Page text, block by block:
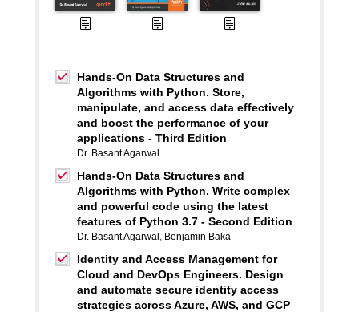
Hands-On Data Structures and
Algorithms with Python. Store,
manipulate, and access data effectively
and boost the performance of your
applications - Third Edition
Dr. Basant Agarwal
Hands-On Data Structures and
Algorithms with Python. Write complex
and powerful code using the latest
features of Python 3.7 - Second Edition
Dr. Basant Agarwal , Benjamin Baka
Identity and Access Management for
Cloud and DevOps Engineers. Design
and automate secure identity access
strategies across Azure, AWS, and GCP